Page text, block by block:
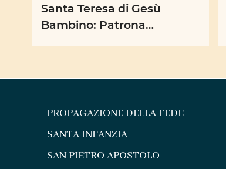
Santa Teresa di Gesù
Bambino: Patrona
PROPAGAZIONE DELLA FEDE
SANTA INFANZIA
SAN PIETRO APOSTOLO